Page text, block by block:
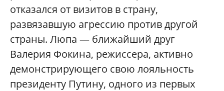
отказался от визитов в страну,
развязавшую агрессию против другой
страны. Люпа — ближайший друг
Валерия Фокина, режиссера, активно
демонстрирующего свою лояльность
президенту Путину, одного из первых